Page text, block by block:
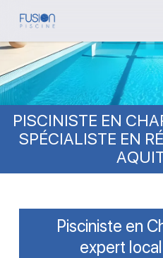
Skip
content
PISCINISTE EN
SPÉCIALISTE EN
Pisciniste en
expert